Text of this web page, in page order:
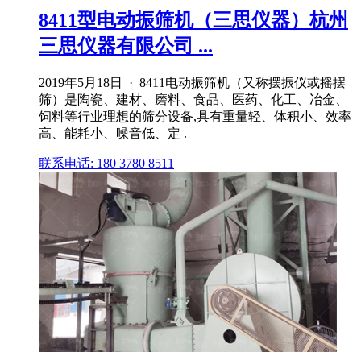
8411型电动振筛机（三思仪器）杭州
三思仪器有限公司 ...
2019年5月18日 · 8411电动振筛机（又称摆振仪或摇摆
筛）是陶瓷、建材、磨料、食品、医药、化工、冶金、
饲料等行业理想的筛分设备,具有重量轻、体积小、效率
高、能耗小、噪音低、定 .
联系电话: 180 3780 8511